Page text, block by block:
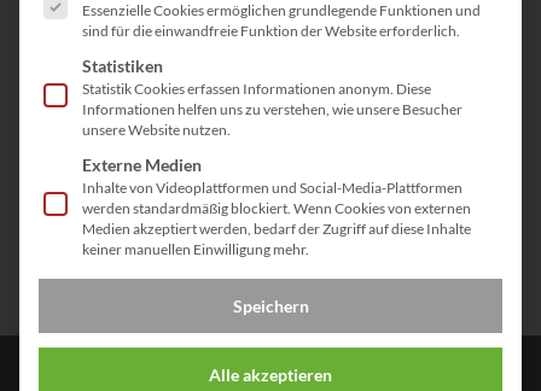
Qualitätsfachkraft
CNC-Programmierer (m/w/d)
Essenzielle Cookies ermöglichen grundlegende Funktionen und
sind für die einwandfreie Funktion der Website erforderlich.
Statistiken
Statistik Cookies erfassen Informationen anonym. Diese
Informationen helfen uns zu verstehen, wie unsere Besucher
unsere Website nutzen.
Externe Medien
Inhalte von Videoplattformen und Social-Media-Plattformen
werden standardmäßig blockiert. Wenn Cookies von externen
Medien akzeptiert werden, bedarf der Zugriff auf diese Inhalte
keiner manuellen Einwilligung mehr.
Speichern
Alle akzeptieren